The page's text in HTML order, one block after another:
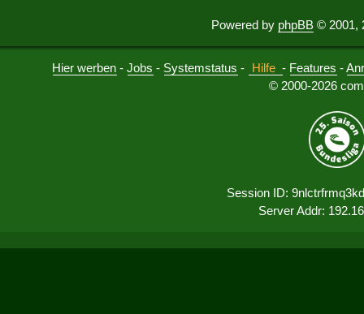
Powered by phpBB © 2001,
Hier werben -Jobs - Systemstatus - Hilfe - Features -
© 2000-2026
Session ID:
Server Addr: